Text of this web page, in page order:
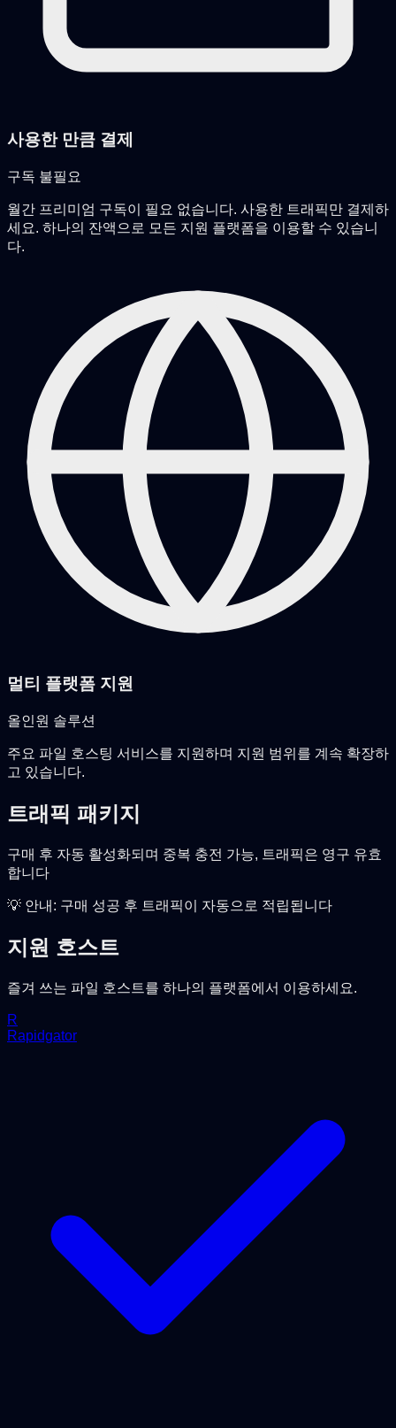
사용한 만큼 결제
구독 불필요
월간 프리미엄 구독이 필요 없습니다. 사용한 트래픽만 결제하
세요. 하나의 잔액으로 모든 지원 플랫폼을 이용할 수 있습니
다.
멀티 플랫폼 지원
올인원 솔루션
주요 파일 호스팅 서비스를 지원하며 지원 범위를 계속 확장하
고 있습니다.
트래픽 패키지
구매 후 자동 활성화되며 중복 충전 가능, 트래픽은 영구 유효
합니다
💡 안내: 구매 성공 후 트래픽이 자동으로 적립됩니다
지원 호스트
즐겨 쓰는 파일 호스트를 하나의 플랫폼에서 이용하세요.
R
Rapidgator